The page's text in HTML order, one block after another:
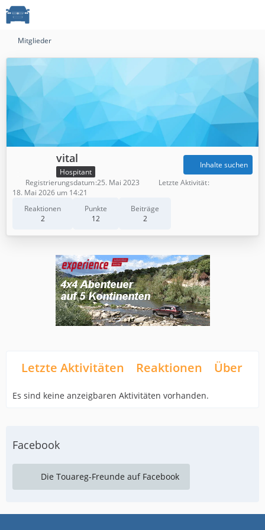
Mitglieder
vital
Hospitant
Reaktionen
2
Punkte
12
Beiträge
2
Inhalte suchen
Registrierungsdatum 25. Mai 2023
Letzte Aktivität
18. Mai 2026 um 14:21
Letzte Aktivitäten Reaktionen Über
Es sind keine anzeigbaren Aktivitäten vorhanden.
Facebook
Die Touareg-Freunde auf Facebook